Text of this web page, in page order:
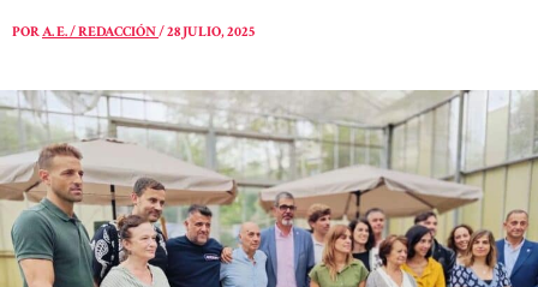
PORA. E. / REDACCIÓN/28 JULIO, 2025